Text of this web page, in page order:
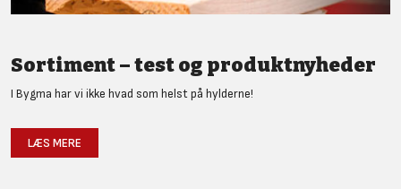
Sortiment – test og produktnyheder
I Bygma har vi ikke hvad som helst på hylderne!
LÆS MERE